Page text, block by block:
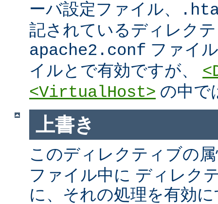
ーバ設定ファイル、
記されているディレク
apache2.conf ファイ
イルとで有効ですが、
<VirtualHost> の中で
上書き
このディレクティブの
ファイル中に ディレク
に、それの処理を有効